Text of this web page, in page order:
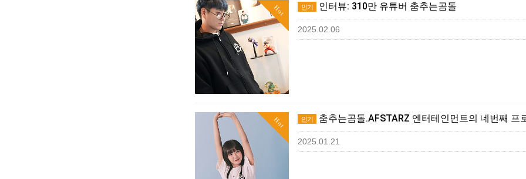
Hot 인기 인터뷰: 310만 유튜버 춤추는곰돌
2025.02.06
Hot 인기 춤추는곰돌.AFSTARZ 엔터테인먼트의 네번째 프
2025.01.21